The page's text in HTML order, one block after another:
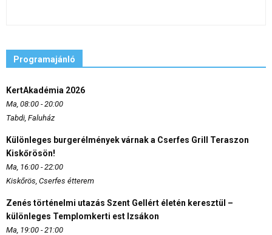
Programajánló
KertAkadémia 2026
Ma, 08:00 - 20:00
Tabdi, Faluház
Különleges burgerélmények várnak a Cserfes Grill Teraszon
Kiskőrösön!
Ma, 16:00 - 22:00
Kiskőrös, Cserfes étterem
Zenés történelmi utazás Szent Gellért életén keresztül –
különleges Templomkerti est Izsákon
Ma, 19:00 - 21:00